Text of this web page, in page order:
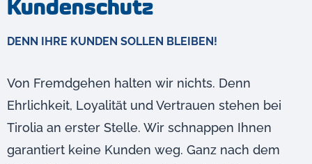
DENN IHRE KUNDEN SOLLEN BLEIBEN!
Von Fremdgehen halten wir nichts. Denn
Ehrlichkeit, Loyalität und Vertrauen stehen bei
Tirolia an erster Stelle. Wir schnappen Ihnen
garantiert keine Kunden weg. Ganz nach dem